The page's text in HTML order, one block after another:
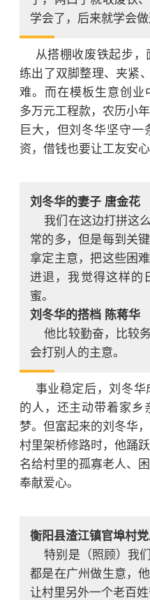
学会了，后来就学会做
从搭棚收废铁起步，
练出了双脚整理、夹紧
难。而在模板生意创业
多万元工程款，农历小
巨大，但刘冬华坚守
资，借钱也要让工友安心
刘冬华的妻子 唐金花
我们在这边打拼这
常的多，但是每到关
拿定主意，把这些困
进退，我觉得这样的
蜜。
刘冬华的搭档 陈蒋华
他比较勤奋，比较
会打别人的主意。
事业稳定后，刘冬
的人，还主动带着家乡
梦。但富起来的刘冬华
村里架桥修路时，他踊
名给村里的孤寡老人、
奉献爱心。
衡阳县渣江镇官埠村
特别是（照顾）我
都是在广州做生意，
让村里另外一个老百姓